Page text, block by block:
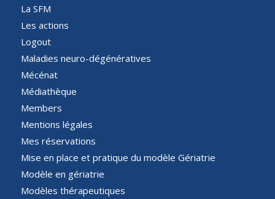
La SFM
Les actions
Logout
Maladies neuro-dégénératives
Mécénat
Médiathèque
Members
Mentions légales
Mes réservations
Mise en place et pratique du modèle Gériatrie
Modèle en gériatrie
Modèles thérapeutiques